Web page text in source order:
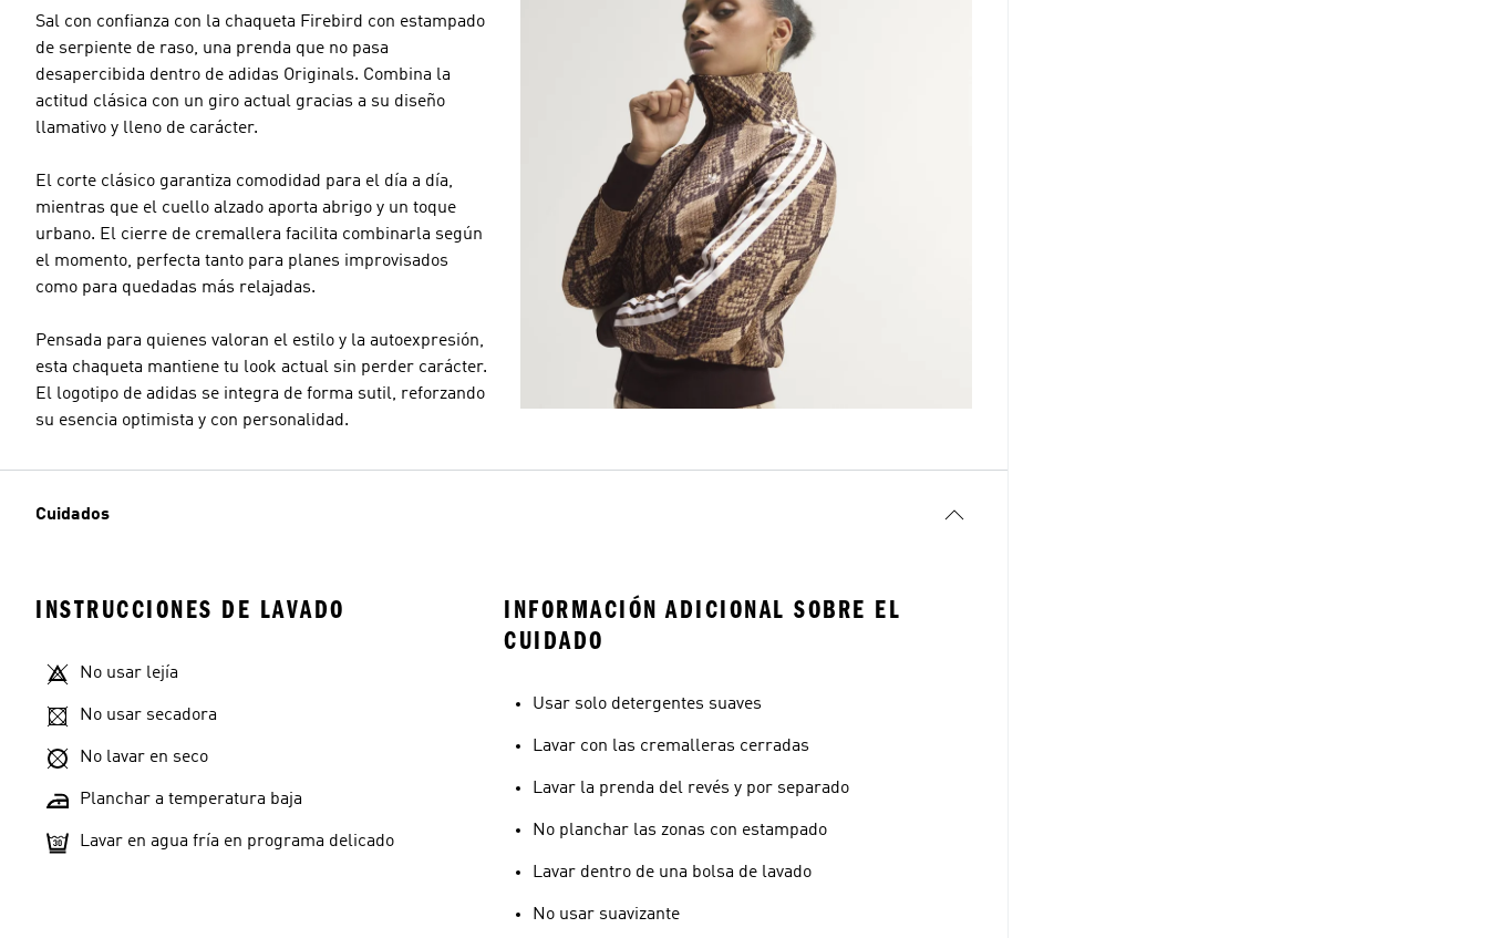
Sal con confianza con la chaqueta Firebird con estampado
de serpiente de raso, una prenda que no pasa
desapercibida dentro de adidas Originals. Combina la
actitud clásica con un giro actual gracias a su diseño
llamativo y lleno de carácter.
El corte clásico garantiza comodidad para el día a día,
mientras que el cuello alzado aporta abrigo y un toque
urbano. El cierre de cremallera facilita combinarla según
el momento, perfecta tanto para planes improvisados
como para quedadas más relajadas.
Pensada para quienes valoran el estilo y la autoexpresión,
esta chaqueta mantiene tu look actual sin perder carácter.
El logotipo de adidas se integra de forma sutil, reforzando
su esencia optimista y con personalidad.
Cuidados
INSTRUCCIONES DE LAVADO
No usar lejía
No usar secadora
No lavar en seco
Planchar a temperatura baja
Lavar en agua fría en programa delicado
INFORMACIÓN ADICIONAL SOBRE EL
CUIDADO
Usar solo detergentes suaves
Lavar con las cremalleras cerradas
Lavar la prenda del revés y por separado
No planchar las zonas con estampado
Lavar dentro de una bolsa de lavado
No usar suavizante